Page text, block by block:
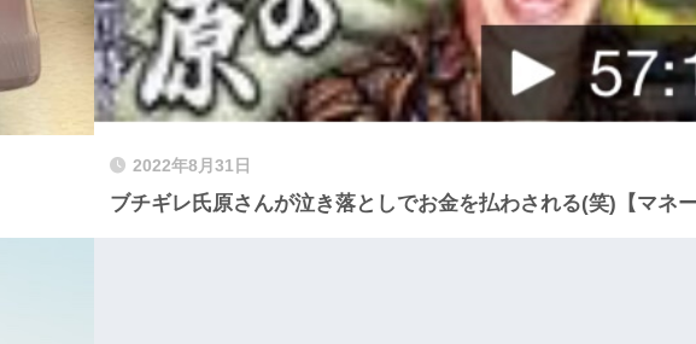
2022年8月31日
ブチギレ氏原さんが泣き落としでお金を払わされる(笑)【マネー